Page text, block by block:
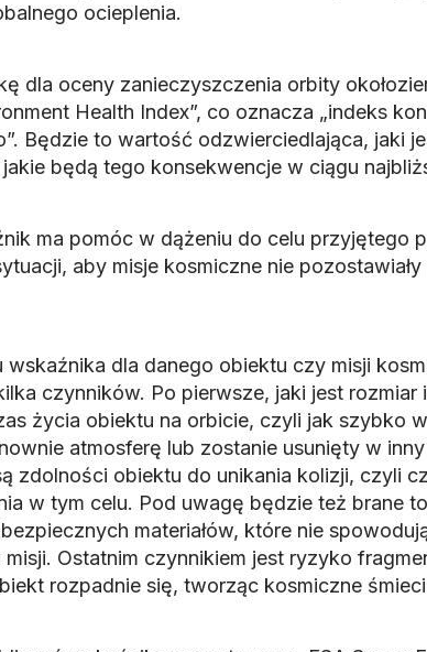
ocieplenia.
dla oceny zanieczyszczenia orbity
Health Index”, co oznacza „indeks
Będzie to wartość odzwierciedlająca, jaki
będą tego konsekwencje w ciągu
ma pomóc w dążeniu do celu przyjętego
aby misje kosmiczne nie
wskaźnika dla danego obiektu czy misji
czynników. Po pierwsze, jaki jest rozmiar
życia obiektu na orbicie, czyli jak szybko
atmosferę lub zostanie usunięty w
zdolności obiektu do unikania kolizji, czyli
w tym celu. Pod uwagę będzie też brane
materiałów, które nie
Ostatnim czynnikiem jest ryzyko
rozpadnie się, tworząc kosmiczne